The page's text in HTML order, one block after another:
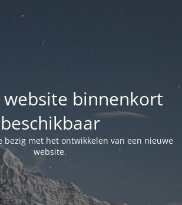
website binnenkort
beschikbaar
bezig met het ontwikkelen van een nieuwe
website.